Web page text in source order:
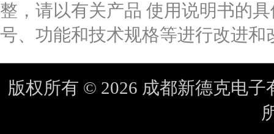
整，请以有关产品 使用说明书的
号、功能和技术规格等进行改进
版权所有 © 2026 成都新德克电